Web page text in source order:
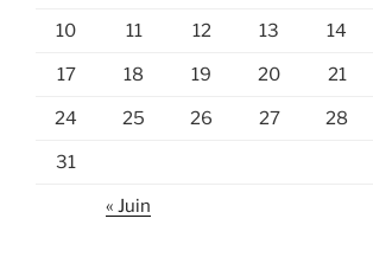
10 11 12 13 14
17 18 19 20 21
24 25 26 27 28
31
« Juin